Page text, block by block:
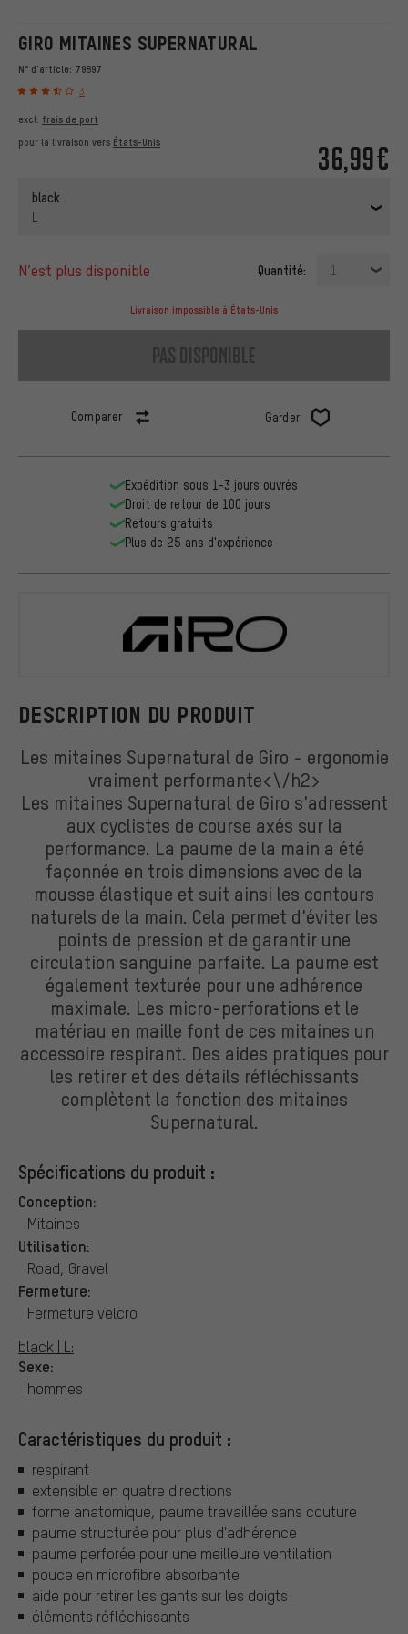
GIRO MITAINES SUPERNATURAL
N° d'article: 79897
3
36,99€
excl. frais de port
pour la livraison vers États-Unis
black
L
n’est plus disponible Quantité: 1
Livraison impossible à États-Unis
pas disponible
Comparer Garder
DESCRIPTION DU PRODUIT
Les mitaines Supernatural de Giro - ergonomie
vraiment performante<\/h2>
Les mitaines Supernatural de Giro s'adressent
aux cyclistes de course axés sur la
performance. La paume de la main a été
façonnée en trois dimensions avec de la
mousse élastique et suit ainsi les contours
naturels de la main. Cela permet d'éviter les
points de pression et de garantir une
circulation sanguine parfaite. La paume est
également texturée pour une adhérence
maximale. Les micro-perforations et le
matériau en maille font de ces mitaines un
accessoire respirant. Des aides pratiques pour
les retirer et des détails réfléchissants
complètent la fonction des mitaines
Supernatural.
Spécifications du produit :
Conception:
Mitaines
Utilisation:
Road, Gravel
Fermeture:
Fermeture velcro
black | L:
Sexe:
hommes
Caractéristiques du produit :
respirant
extensible en quatre directions
forme anatomique, paume travaillée sans couture
paume structurée pour plus d'adhérence
paume perforée pour une meilleure ventilation
pouce en microfibre absorbante
aide pour retirer les gants sur les doigts
éléments réfléchissants
Expédition sous 1-3 jours ouvrés
Droit de retour de 100 jours
Retours gratuits
Plus de 25 ans d'expérience
Giro